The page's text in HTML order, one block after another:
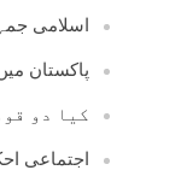
اسلامی
پاکستان
کیا دو
اجتماعی